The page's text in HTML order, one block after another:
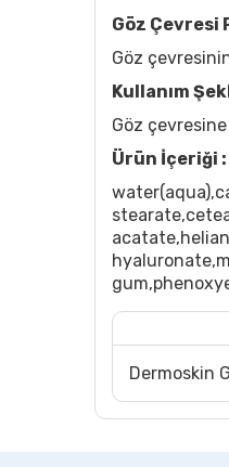
Göz Çevresi
Göz
Kullanım
Göz
Ürün İçeriği :
Dermoskin